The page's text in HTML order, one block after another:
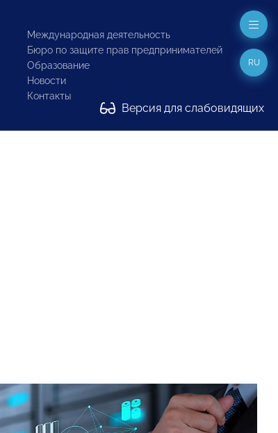
Международная деятельность
Бюро по защите прав предпринимателей
Образование
Новости
Контакты
Версия для слабовидящих
RU